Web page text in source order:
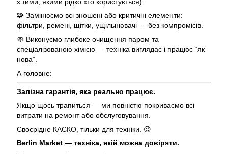
🧩 Замінюємо всі зношені або критичні елементи:
фільтри, ремені, щітки, ущільнювачі — без компромісів.
🧼 Виконуємо глибоке очищення паром та
спеціалізованою хімією — техніка виглядає і працює “як
нова”.
А головне:
Залізна гарантія, яка реально працює.
Якщо щось трапиться — ми повністю покриваємо всі
витрати на ремонт або обслуговування.
Своєрідне КАСКО, тільки для техніки. 😉
Berlin Market — техніка, якій можна довіряти.